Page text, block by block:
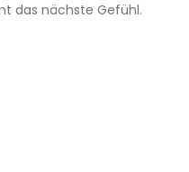
das nächste Gefühl.